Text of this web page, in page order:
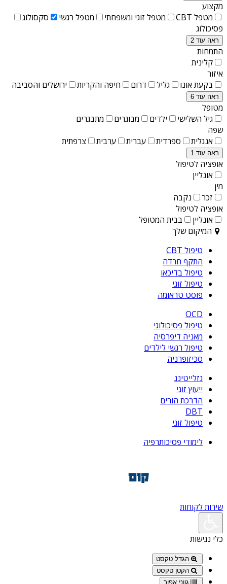
מקצוע
מטפל CBT
מטפל זוגי ומשפחתי מטפל רגשי
סקסולוג
פסיכולוג
ראה עוד 2
התמחות
קלינית
איזור
בקעת אונו
גליל דרום חיפה והקריות ירושלים והסביבה
ראה עוד 6
מטופל
גיל השלישי
ילדים מבוגרים
מתבגרים
שפה
אנגלית
ספרדית עברית ערבית צרפתית
ראה עוד 1
אופציה לטיפול
אונליין
מין
זכר
נקבה
אופציה לטיפול
אונליין
בבית המטופל
המיקום שלך
טיפול CBT
התקף חרדה
טיפול בדיכאו
טיפול זוגי
פוסט טראומה
OCD
טיפול פסיכולוגי
מאניה דיפרסיה
טיפול רגשי לילדים
סכיזופרניה
גזלייטינג
ייעוץ זוגי
הדרכת הורים
DBT
טיפול זוגי
לימודי פסיכותרפיה
שירות לקוחות
כלי נגישות
הגדל טקסט
הקטן טקסט
גווני אפור